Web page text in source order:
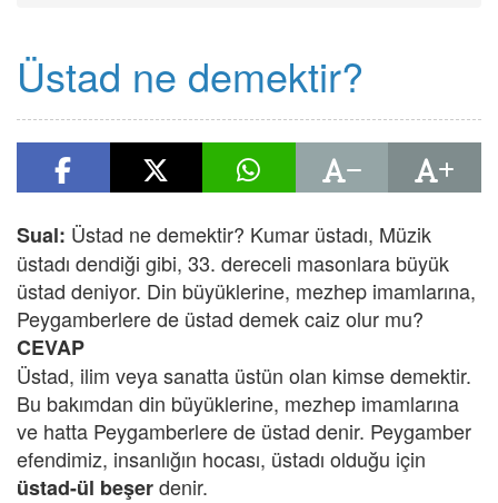
Üstad ne demektir?
Sual: Üstad ne demektir? Kumar üstadı, Müzik
üstadı dendiği gibi, 33. dereceli masonlara büyük
üstad deniyor. Din büyüklerine, mezhep imamlarına,
Peygamberlere de üstad demek caiz olur mu?
CEVAP
Üstad, ilim veya sanatta üstün olan kimse demektir.
Bu bakımdan din büyüklerine, mezhep imamlarına
ve hatta Peygamberlere de üstad denir. Peygamber
efendimiz, insanlığın hocası, üstadı olduğu için
üstad-ül beşerdenir.